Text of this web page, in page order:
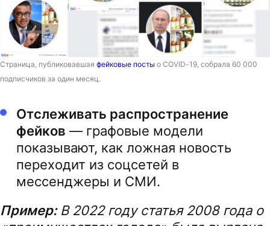
Страница, публиковавшая фейковые посты о COVID-19, собрала 60 000
подписчиков за один месяц.
Отслеживать распространение
фейков — графовые модели
показывают, как ложная новость
переходит из соцсетей в
мессенджеры и СМИ.
Пример:В 2022 году статья 2008 года о